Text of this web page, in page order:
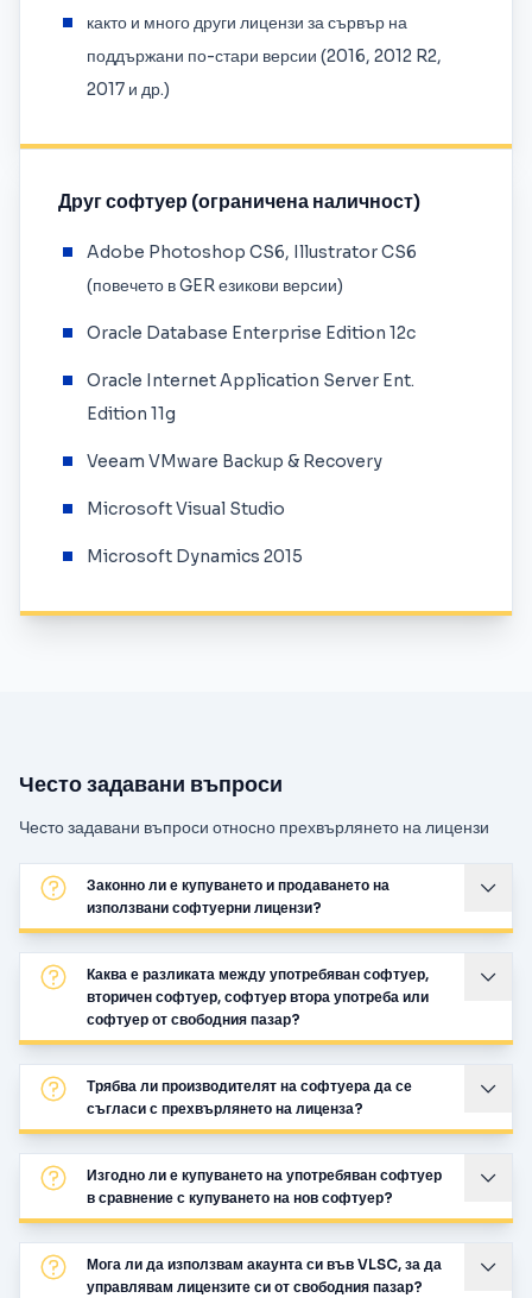
както и много други лицензи за сървър на
поддържани по-стари версии (2016, 2012 R2,
2017 и др.)
Друг софтуер (ограничена наличност)
Adobe Photoshop CS6, Illustrator CS6
(повечето в GER езикови версии)
Oracle Database Enterprise Edition 12c
Oracle Internet Application Server Ent.
Edition 11g
Veeam VMware Backup & Recovery
Microsoft Visual Studio
Microsoft Dynamics 2015
Често задавани въпроси
Често задавани въпроси относно прехвърлянето на лицензи
Законно ли е купуването и продаването на
използвани софтуерни лицензи?
Каква е разликата между употребяван софтуер,
вторичен софтуер, софтуер втора употреба или
софтуер от свободния пазар?
Трябва ли производителят на софтуера да се
съгласи с прехвърлянето на лиценза?
Изгодно ли е купуването на употребяван софтуер
в сравнение с купуването на нов софтуер?
Мога ли да използвам акаунта си във VLSC, за да
управлявам лицензите си от свободния пазар?